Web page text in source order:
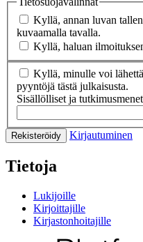
Kyllä, annan luvan
kuvaamalla tavalla.
Kyllä, haluan
pyyntöjä tästä julkaisusta.
Sisällölliset ja
Rekisteröidy Kirjautuminen
Tietoja
Lukijoille
Kirjoittajille
Kirjastonhoitajille